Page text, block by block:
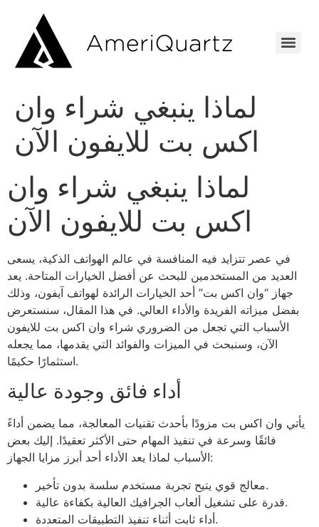
لماذا ينبغي شراء وان
اكس بت للايفون الآن
لماذا ينبغي شراء وان
اكس بت للايفون الآن
في عصر تتزايد فيه المنافسة في عالم الهواتف الذكية، يسعى
العديد من المستخدمين للبحث عن أفضل الخيارات المتاحة. يعد
جهاز “وان اكس بت” أحد الخيارات الرائدة لهواتف آيفون، وذلك
بفضل ميزاته الفريدة والأداء العالي. في هذا المقال، سنستعرض
الأسباب التي تجعل من الضروري شراء وان اكس بت للايفون
الآن، وسنبحث في الميزات والفوائد التي يقدمها، مما يجعله
استثمارًا حكيمًا.
أداء فائق وجودة عالية
يأتي وان اكس بت مزودًا بأحدث تقنيات المعالجة، مما يضمن أداءً
فائقًا وسرعة في تنفيذ المهام حتى الأكثر تعقيدًا. إليك بعض
الأسباب لماذا يعد الأداء أحد أبرز مزايا الجهاز:
معالج قوي يتيح تجربة مستخدم سلسة بدون تأخير.
قدرة على تشغيل ألعاب الجرافيك العالية بكفاءة عالية.
أداء ثابت أثناء تنفيذ التطبيقات المتعددة.